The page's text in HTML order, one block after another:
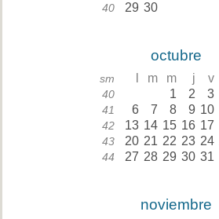
40 29 30
octubre
sm m m j v
40 1 2 3
41 6 7 8 9 10
42 13 14 15 16 17
43 20 21 22 23 24
44 27 28 29 30 31
noviembre